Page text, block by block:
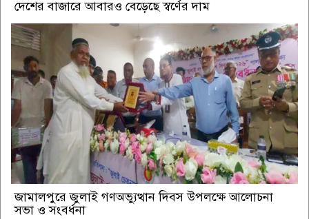
দেশের বাজারে আবারও বেড়েছে স্বর্ণের দাম
জামালপুরে জুলাই গণঅভ্যুত্থান দিবস উপলক্ষে আলোচনা
সভা ও সংবর্ধনা